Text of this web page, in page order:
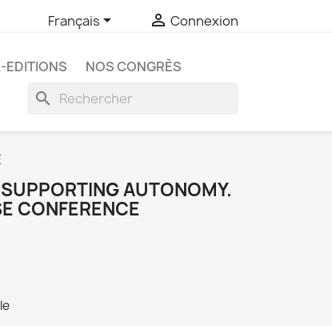
Français  Connexion
EDITIONS NOS CONGRÈS
search
AUTONOMY.
CONFERENCE